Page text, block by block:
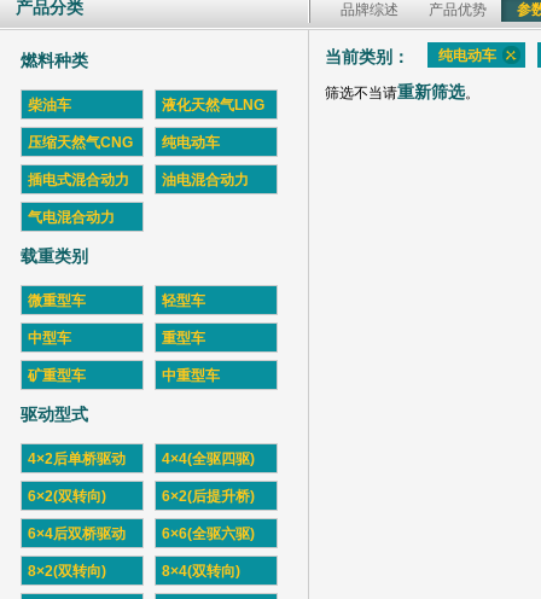
产品分类 品牌综述 产品优势 参
燃料种类
柴油车 液化天然气LNG
压缩天然气CNG 纯电动车
插电式混合动力 油电混合动力
气电混合动力
载重类别
微重型车 轻型车
中型车 重型车
矿重型车 中重型车
驱动型式
4×2后单桥驱动 4×4(全驱四驱)
6×2(双转向) 6×2(后提升桥)
6×4后双桥驱动 6×6(全驱六驱)
8×2(双转向) 8×4(双转向)
当前类别： 纯电动车
筛选不当请重新筛选。